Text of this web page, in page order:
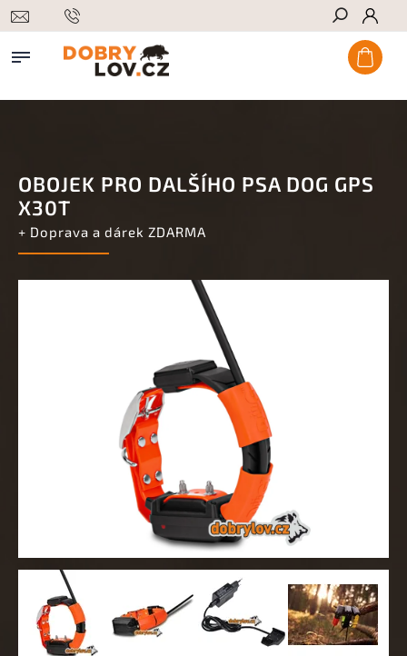
Hledat
OBOJEK PRO DALŠÍHO PSA DOG GPS
X30T
+ Doprava a dárek ZDARMA